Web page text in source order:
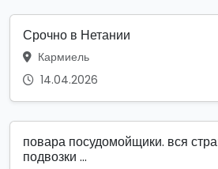
Срочно в Нетании
Кармиель
14.04.2026
повара посудомойщики. вся
подвозки ...